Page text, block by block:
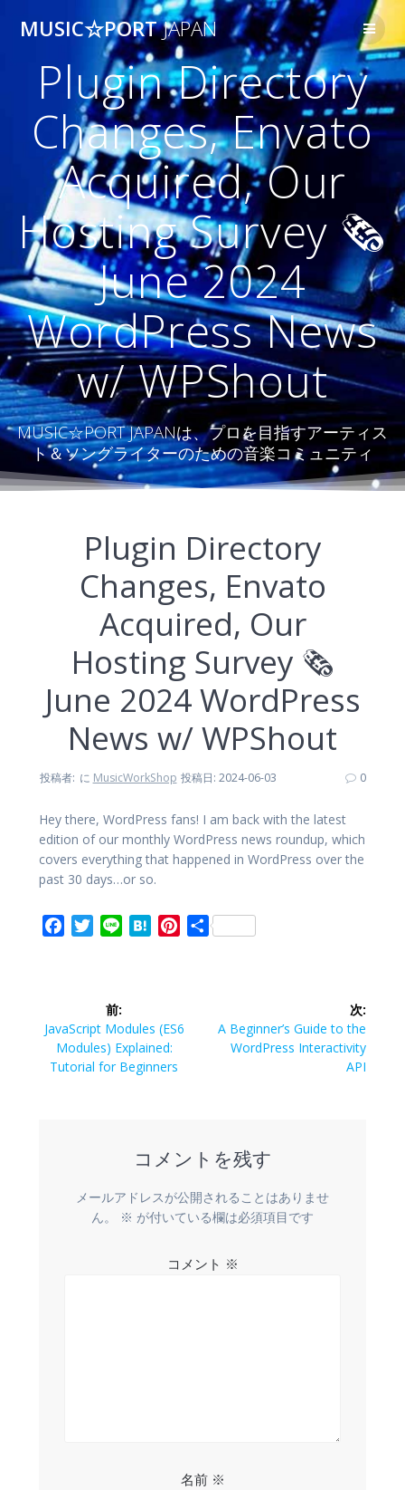
コ
ン
テ
ン
ツ
へ
ス
キ
ッ
プ
MUSIC☆PORTJAPAN
Plugin Directory
Changes, Envato
Acquired, Our
Hosting Survey 🗞️
June 2024
WordPress News
w/ WPShout
MUSIC☆PORT JAPANは、プロを目指すアーティス
ト＆ソングライターのための音楽コミュニティ
Plugin Directory
Changes, Envato
Acquired, Our
Hosting Survey 🗞️
June 2024 WordPress
News w/ WPShout
投稿者: に MusicWorkShop 投稿日: 2024-06-03 0
Hey there, WordPress fans! I am back with the latest
edition of our monthly WordPress news roundup, which
covers everything that happened in WordPress over the
past 30 days…or so.
o
o
k
e
r
H
a
r
共
稿
前:
前
投
JavaScript Modules (ES6
Modules) Explained:
Tutorial for Beginners
次:
次
A Beginner’s Guide to the
WordPress Interactivity
API
コメントを残す
メールアドレスが公開されることはありませ
ん。
※ が付いている欄は必須項目です
コメント ※
名前 ※